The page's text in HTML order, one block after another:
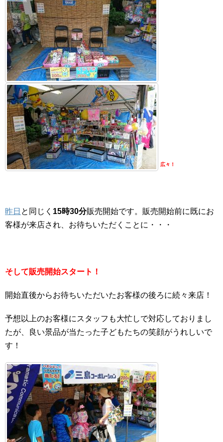
広々！
昨日 と同じく 15時30分販売開始です。販売開始前に既にお
客様が来店され、お待ちいただくことに・・・
そして販売開始スタート！
開始直後からお待ちいただいたお客様の後ろに続々来店！
予想以上のお客様にスタッフも大忙しで対応しておりまし
たが、良い景品が当たった子どもたちの笑顔がうれしいで
す！